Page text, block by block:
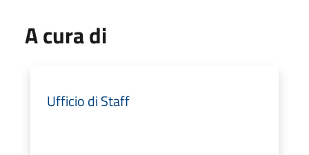
A cura di
Ufficio di Staff